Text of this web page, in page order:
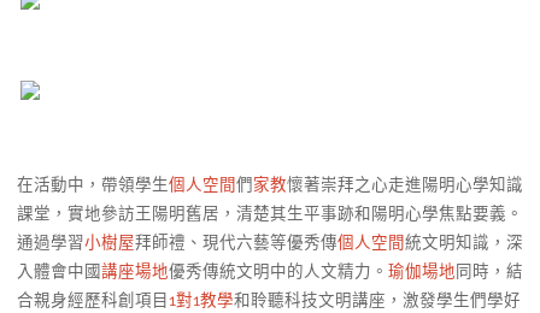
在活動中，帶領學生個人空間們家教懷著崇拜之心走進陽明心學知識
課堂，實地參訪王陽明舊居，清楚其生平事跡和陽明心學焦點要義。
通過學習小樹屋拜師禮、現代六藝等優秀傳個人空間統文明知識，深
入體會中國講座場地優秀傳統文明中的人文精力。 瑜伽場地同時，結
合親身經歷科創項目1對1教學和聆聽科技文明講座，激發學生們學好